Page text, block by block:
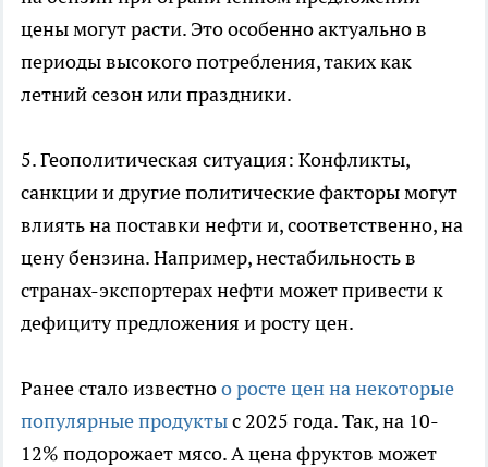
цены могут расти. Это особенно актуально в
периоды высокого потребления, таких как
летний сезон или праздники.
5. Геополитическая ситуация: Конфликты,
санкции и другие политические факторы могут
влиять на поставки нефти и, соответственно, на
цену бензина. Например, нестабильность в
странах-экспортерах нефти может привести к
дефициту предложения и росту цен.
Ранее стало известноо росте цен на некоторые
популярные продуктыс 2025 года. Так, на 10-
12% подорожает мясо. А цена фруктов может